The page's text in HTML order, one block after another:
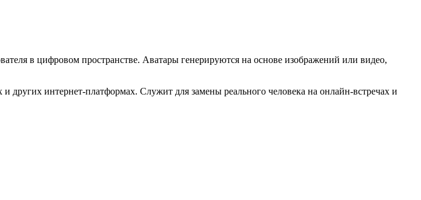
в цифровом пространстве. Аватары генерируются на основе изображений или видео,
других интернет-платформах. Служит для замены реального человека на онлайн-встречах и